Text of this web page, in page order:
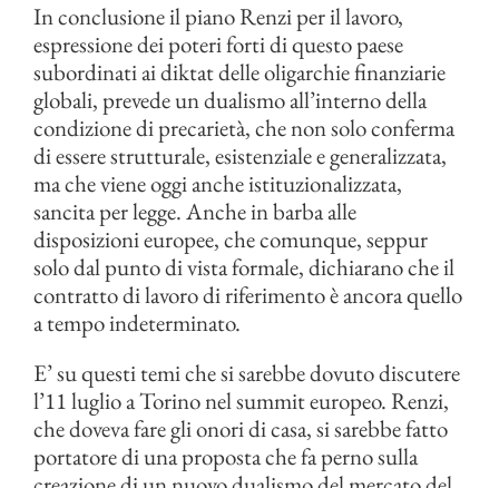
In conclusione il piano Renzi per il lavoro,
espressione dei poteri forti di questo paese
subordinati ai diktat delle oligarchie finanziarie
globali, prevede un dualismo all’interno della
condizione di precarietà, che non solo conferma
di essere strutturale, esistenziale e generalizzata,
ma che viene oggi anche istituzionalizzata,
sancita per legge. Anche in barba alle
disposizioni europee, che comunque, seppur
solo dal punto di vista formale, dichiarano che il
contratto di lavoro di riferimento è ancora quello
a tempo indeterminato.
E’ su questi temi che si sarebbe dovuto discutere
l’11 luglio a Torino nel summit europeo. Renzi,
che doveva fare gli onori di casa, si sarebbe fatto
portatore di una proposta che fa perno sulla